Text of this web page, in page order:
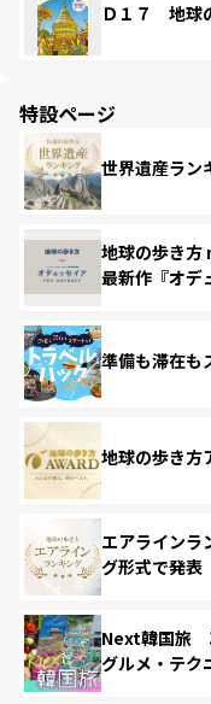
Ｄ１７ 地球
特設ページ
世界遺産ラン
地球の歩き方
最新作『オデ
準備も滞在
地球の歩き方
エアライン
グ形式で発表
Next韓国旅
グルメ・テク